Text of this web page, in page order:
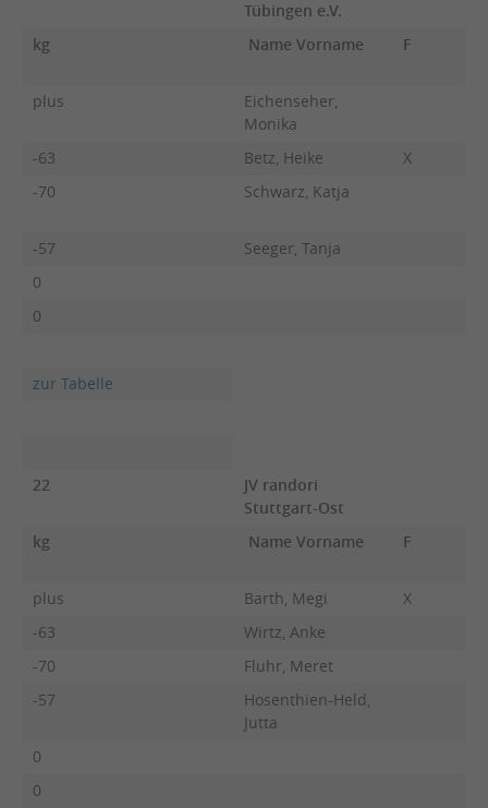
Tübingen e.V.
kg
Name Vorname F
plus
Eichenseher,
Monika
-63
Betz, Heike
X
-70
Schwarz, Katja
-57
Seeger, Tanja
0
0
zur Tabelle
22
JV randori
Stuttgart-Ost
kg
Name Vorname F
plus Barth, Megi
X
-63
Wirtz, Anke
-70
Fluhr, Meret
-57
Hosenthien-Held,
Jutta
0
0